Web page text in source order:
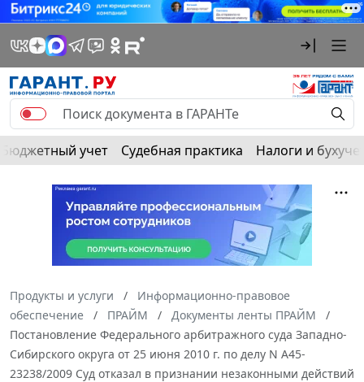
Бюджетный учет Судебная практика Налоги и
Продукты и услуги
Информационно-правовое
обеспечение
ПРАЙМ
Документы ленты ПРАЙМ
Постановление Федерального арбитражного суда Западно-
Сибирского округа от 25 июня 2010 г. по делу N А45-
23238/2009 Суд отказал в признании незаконными действий